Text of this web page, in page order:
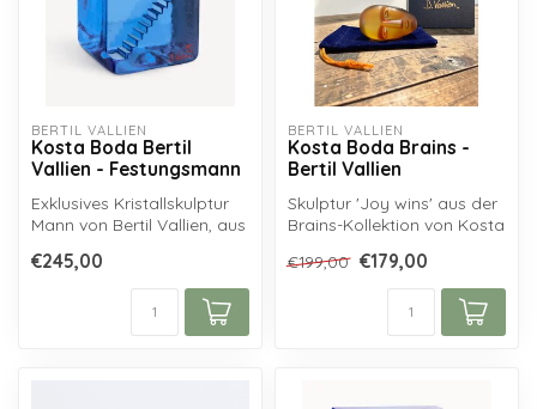
BERTIL VALLIEN
Kosta Boda Bertil
Vallien - Festungsmann
Exklusives Kristallskulptur
Mann von Bertil Vallien, aus
€245,00
BERTIL VALLIEN
Kosta Boda Brains -
Bertil Vallien
Skulptur 'Joy wins' aus der
Brains-Kollektion von Kosta
Entwurf...
€199,00 €179,00